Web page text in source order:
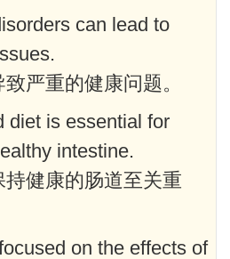
can lead to
严重的健康问题。
diet is essential for
intestine.
健康的肠道至关重
on the effects of